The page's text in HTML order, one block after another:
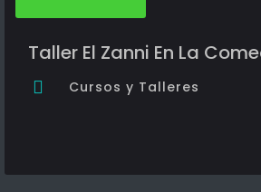
Taller El Zanni En La
Cursos y Talleres